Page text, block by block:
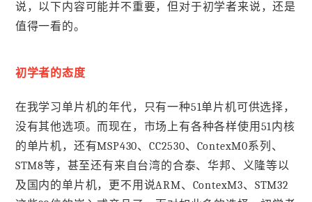
说，以下内容可能并不重要，但对于初学者来说，还是
值得一看的。
初学者的态度
在我学习单片机的年代，只有一种51单片机可供选择，
没有其他选项。而现在，市场上有各种各样使用51内核
的单片机，还有MSP430、CC2530、ContexM0系列、
STM8等，甚至还有来自台湾的合泰、华邦、义隆等以
及国内的单片机，更不用说ARM、ContexM3、STM32